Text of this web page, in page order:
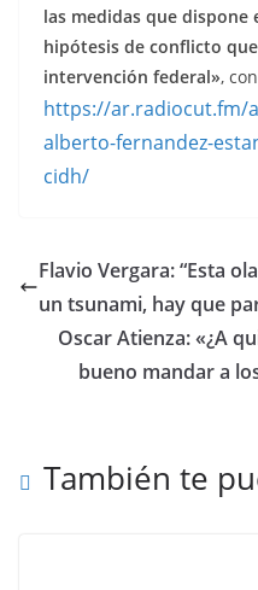
las medidas que
hipótesis de conflicto
intervención federal»,
https://ar.radiocut.fm/
alberto-fernandez-
cidh/
Flavio Vergara: “Esta
un tsunami, hay que
Oscar Atienza: «¿A
bueno mandar a
También te